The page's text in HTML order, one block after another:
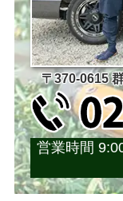
〒370-0615
営業時間